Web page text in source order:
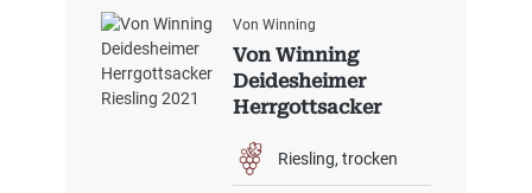
Von Winning
Von Winning
Deidesheimer
Herrgottsacker
Riesling trocken